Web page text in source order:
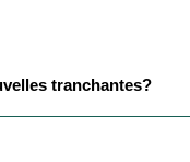
tranchantes?